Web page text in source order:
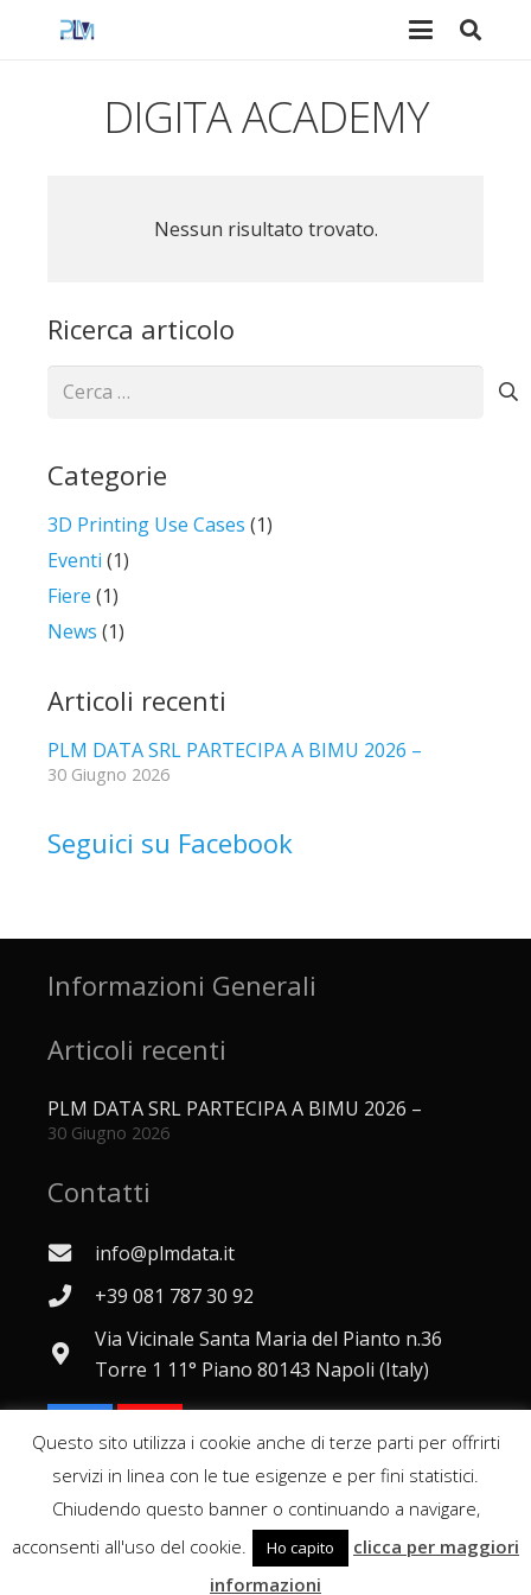
DIGITA ACADEMY
Nessun risultato trovato.
Ricerca articolo
Ricerca
Categorie
3D Printing Use Cases (1)
Eventi (1)
Fiere (1)
News (1)
Articoli recenti
PLM DATA SRL PARTECIPA A BIMU 2026 –
30 Giugno 2026
Seguici su Facebook
Informazioni Generali
Articoli recenti
PLM DATA SRL PARTECIPA A BIMU 2026 –
30 Giugno 2026
Contatti
info@plmdata.it
+39 081 787 30 92
Via Vicinale Santa Maria del Pianto n.36
Torre 1 11° Piano 80143 Napoli (Italy)
© 2026Plmdata p.iva 05323841212
Questo sito utilizza i cookie anche di terze parti per offrirti
servizi in linea con le tue esigenze e per fini statistici.
Chiudendo questo banner o continuando a navigare,
acconsenti all'uso del cookie.
Ho capito
clicca per maggiori
informazioni